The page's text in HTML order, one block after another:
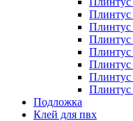
Плинтус
Плинтус
Плинтус
Плинтус
Подложка
Клей для пвх